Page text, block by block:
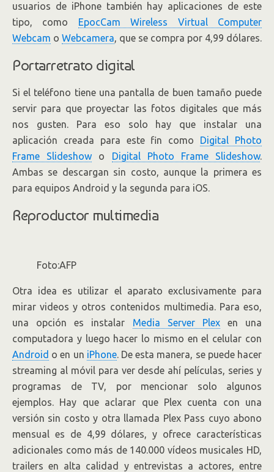
usuarios de iPhone también hay aplicaciones de este
tipo, como EpocCam Wireless Virtual Computer
Webcam o Webcamera, que se compra por 4,99 dólares.
Portarretrato digital
Si el teléfono tiene una pantalla de buen tamaño puede
servir para que proyectar las fotos digitales que más
nos gusten. Para eso solo hay que instalar una
aplicación creada para este fin como Digital Photo
Frame Slideshow o Digital Photo Frame Slideshow.
Ambas se descargan sin costo, aunque la primera es
para equipos Android y la segunda para iOS.
Reproductor multimedia
Foto:AFP
Otra idea es utilizar el aparato exclusivamente para
mirar videos y otros contenidos multimedia. Para eso,
una opción es instalar Media Server Plexen una
computadora y luego hacer lo mismo en el celular con
Android o en un iPhone. De esta manera, se puede hacer
streaming al móvil para ver desde ahí películas, series y
programas de TV, por mencionar solo algunos
ejemplos. Hay que aclarar que Plex cuenta con una
versión sin costo y otra llamada Plex Pass cuyo abono
mensual es de 4,99 dólares, y ofrece características
adicionales como más de 140.000 vídeos musicales HD,
trailers en alta calidad y entrevistas a actores, entre